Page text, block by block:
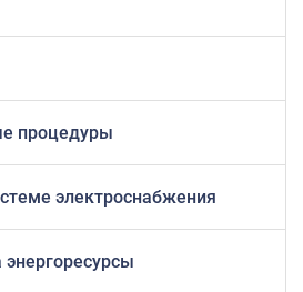
процедуры
электроснабжения